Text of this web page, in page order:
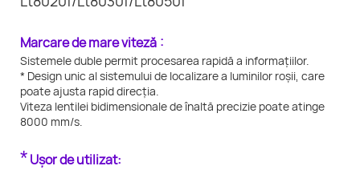
Marcare de mare viteză :
Sistemele duble permit procesarea rapidă a informațiilor.
* Design unic al sistemului de localizare a luminilor roșii, care
poate ajusta rapid direcția.
Viteza lentilei bidimensionale de înaltă precizie poate atinge
8000 mm/s.
*Ușor de utilizat: